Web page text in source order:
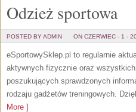
Odzież sportowa
POSTED BY ADMIN ON CZERWIEC - 1 -
eSportowySklep.pl to regularnie
aktywnych fizycznie oraz
poszukujących sprawdzonych
rodzaju gadżetów treningowych.
More ]